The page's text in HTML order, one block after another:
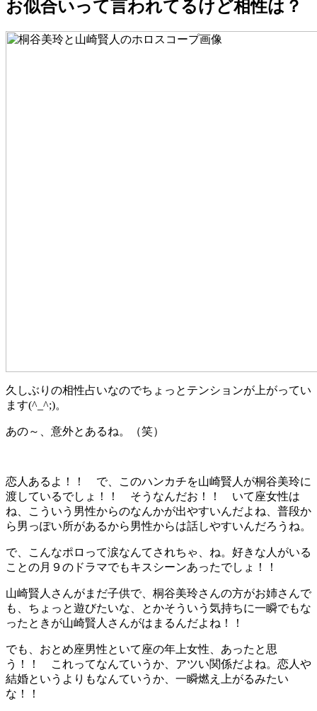
お似合いって言われてるけど相性は？
久しぶりの相性占いなのでちょっとテンションが上がってい
ます(^_^;)。
あの～、意外とあるね。（笑）
恋人あるよ！！ で、このハンカチを山崎賢人が桐谷美玲に
渡しているでしょ！！ そうなんだお！！ いて座女性は
ね、こういう男性からのなんかが出やすいんだよね、普段か
ら男っぽい所があるから男性からは話しやすいんだろうね。
で、こんなポロって涙なんてされちゃ、ね。好きな人がいる
ことの月９のドラマでもキスシーンあったでしょ！！
山崎賢人さんがまだ子供で、桐谷美玲さんの方がお姉さんで
も、ちょっと遊びたいな、とかそういう気持ちに一瞬でもな
ったときが山崎賢人さんがはまるんだよね！！
でも、おとめ座男性といて座の年上女性、あったと思
う！！ これってなんていうか、アツい関係だよね。恋人や
結婚というよりもなんていうか、一瞬燃え上がるみたい
な！！